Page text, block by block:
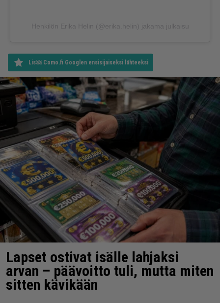
Henkilön Erika Helin (@erika.helin) jakama julkaisu
Lisää Como.fi Googlen ensisijaiseksi lähteeksi
Lapset ostivat isälle lahjaksi
arvan – päävoitto tuli, mutta miten
sitten kävikään